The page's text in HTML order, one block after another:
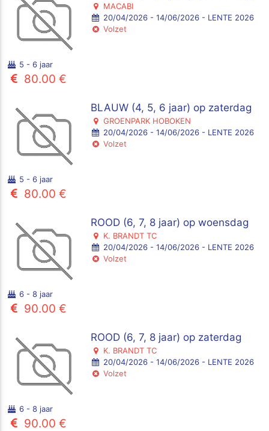
MACABI
20/04/2026 - 14/06/2026 - LENTE 2026
Volzet
5 - 6 jaar
80.00 €
BLAUW (4, 5, 6 jaar) op zaterdag
GROENPARK HOBOKEN
20/04/2026 - 14/06/2026 - LENTE 2026
Volzet
5 - 6 jaar
80.00 €
ROOD (6, 7, 8 jaar) op woensdag
K. BRANDT TC
20/04/2026 - 14/06/2026 - LENTE 2026
Volzet
6 - 8 jaar
90.00 €
ROOD (6, 7, 8 jaar) op zaterdag
K. BRANDT TC
20/04/2026 - 14/06/2026 - LENTE 2026
Volzet
6 - 8 jaar
90.00 €